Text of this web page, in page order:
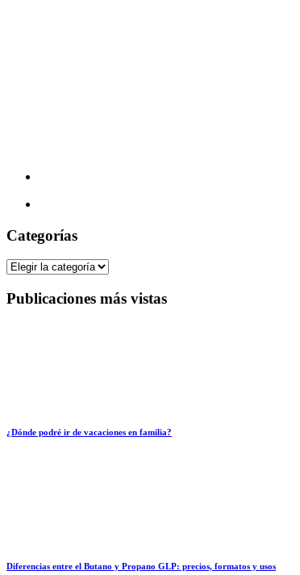
Categorías
Categorías
Publicaciones más vistas
¿Dónde podré ir de vacaciones en familia?
Diferencias entre el Butano y Propano GLP: precios, formatos y usos